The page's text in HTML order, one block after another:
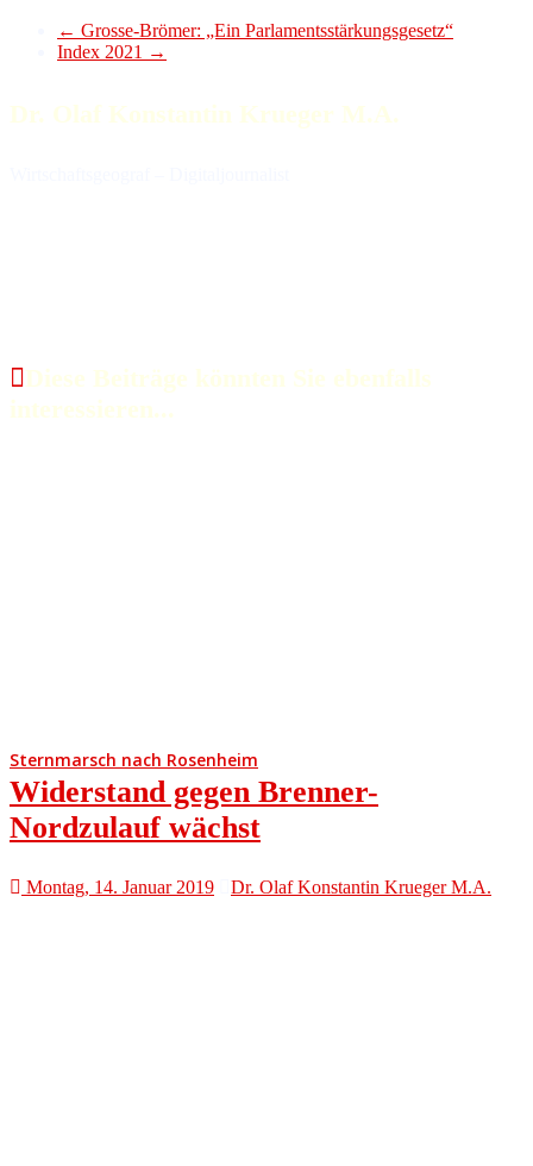
← Grosse-Brömer: „Ein Parlamentsstärkungsgesetz“
Index 2021 →
Dr. Olaf Konstantin Krueger M.A.
Diese Beiträge könnten Sie ebenfalls
interessieren...
Sternmarsch nach Rosenheim
Widerstand gegen Brenner-
Nordzulauf wächst
Montag, 14. Januar 2019 Dr. Olaf Konstantin Krueger M.A.